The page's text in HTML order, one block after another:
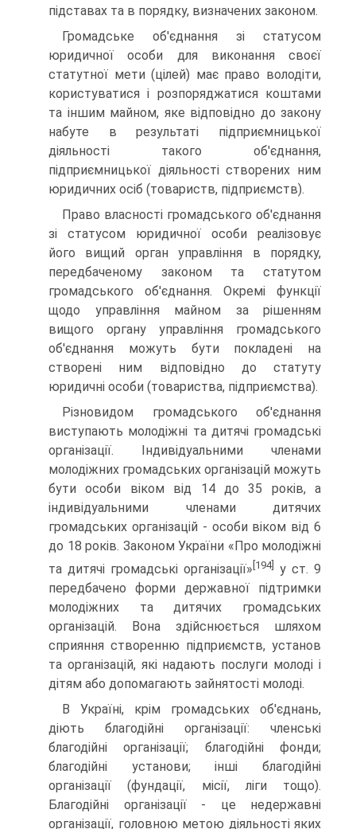
підставах та в порядку, визначених законом.
Громадське об'єднання зі статусом
юридичної особи для виконання своєї
статутної мети (цілей) має право володіти,
користуватися і розпоряджатися коштами
та іншим майном, яке відповідно до закону
набуте в результаті підприємниць­кої
діяльності такого об'єднання,
підприємницької діяльності створених ним
юридичних осіб (товариств, підприємств).
Право власності громадського об'єднання
зі статусом юридичної особи реалізовує
його вищий орган управління в порядку,
передбаченому законом та статутом
громадського об'єднання. Окремі функції
щодо управління майном за рі­шенням
вищого органу управління громадського
об'єднання можуть бути покладені на
створені ним відповідно до стату­ту
юридичні особи (товариства, підприємства).
Різновидом громадського об'єднання
виступають моло­діжні та дитячі громадські
організації. Індивідуальними членами
молодіжних громадських організацій можуть
бути особи віком від 14 до 35 років, а
індивідуальними членами дитячих
громадських організацій - особи віком від 6
до 18 років. Законом України «Про молодіжні
та дитячі громадські організації» [194] у ст. 9
передбачено форми державної підтрим­ки
молодіжних та дитячих громадських
організацій. Вона здійснюється шляхом
сприяння створенню підприємств, установ
та організацій, які надають послуги молоді і
дітям або допомагають зайнятості молоді.
В Україні, крім громадських об'єднань,
діють благодійні організації: членські
благодійні організації; благодійні фонди;
благодійні установи; інші благодійні
організації (фундації, мі­сії, ліги тощо).
Благодійні організації - це недержавні
організа­ції, головною метою діяльності яких